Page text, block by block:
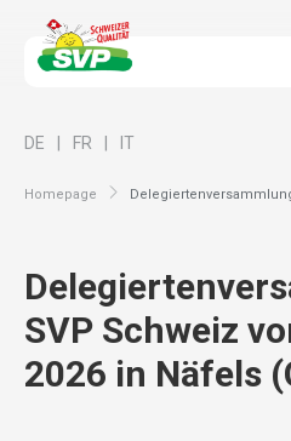
Homepage
DE FR IT
SVP Schweiz
2026 in Näfels